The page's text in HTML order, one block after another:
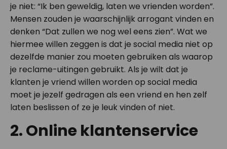
je niet: “Ik ben geweldig, laten we vrienden worden”.
Mensen zouden je waarschijnlijk arrogant vinden en
denken “Dat zullen we nog wel eens zien”. Wat we
hiermee willen zeggen is dat je social media niet op
dezelfde manier zou moeten gebruiken als waarop
je reclame-uitingen gebruikt. Als je wilt dat je
klanten je vriend willen worden op social media
moet je jezelf gedragen als een vriend en hen zelf
laten beslissen of ze je leuk vinden of niet.
2. Online klantenservice